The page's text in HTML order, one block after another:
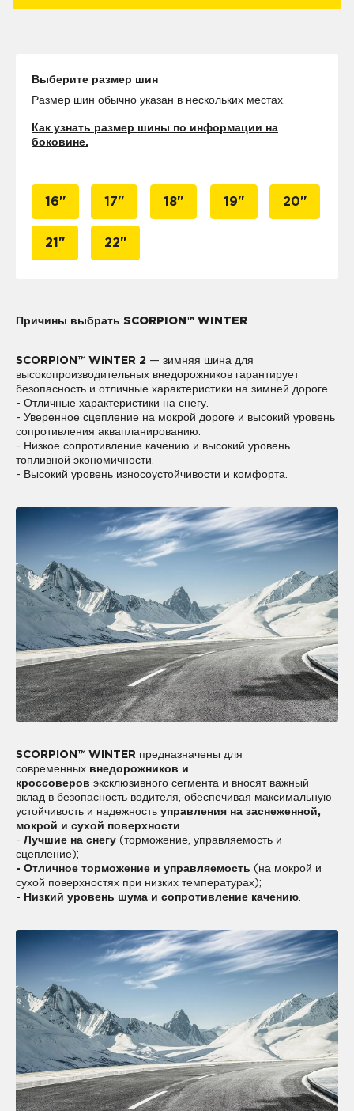
Выберите размер шин
Размер шин обычно указан в нескольких местах.
Как узнать размер шины по информации на
боковине.
16" 17" 18" 19" 20"
21" 22"
Причины выбрать SCORPION™ WINTER
SCORPION™ WINTER 2 — зимняя шина для
высокопроизводительных внедорожников гарантирует
безопасность и отличные характеристики на зимней дороге.
- Отличные характеристики на снегу.
- Уверенное сцепление на мокрой дороге и высокий уровень
сопротивления аквапланированию.
- Низкое сопротивление качению и высокий уровень
топливной экономичности.
- Высокий уровень износоустойчивости и комфорта.
SCORPION™ WINTER предназначены для
современных внедорожников и
кроссоверов эксклюзивного сегмента и вносят важный
вклад в безопасность водителя, обеспечивая максимальную
устойчивость и надежность управления на заснеженной,
мокрой и сухой поверхности.
- Лучшие на снегу (торможение, управляемость и
сцепление);
- Отличное торможение и управляемость (на мокрой и
сухой поверхностях при низких температурах);
- Низкий уровень шума и сопротивление качению.